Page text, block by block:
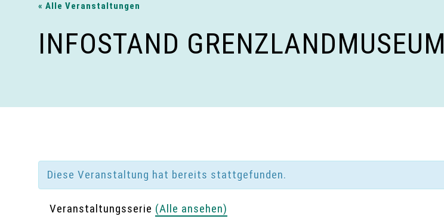
« Alle Veranstaltungen
INFOSTAND GRENZLANDMUSEUM
Diese Veranstaltung hat bereits stattgefunden.
Veranstaltungsserie (Alle ansehen)